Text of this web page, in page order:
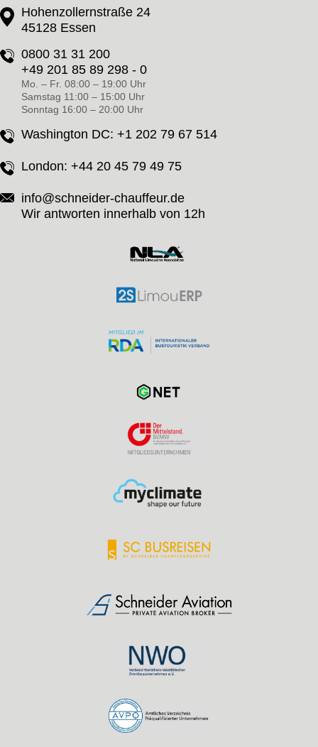
Hohenzollernstraße 24
45128 Essen
0800 31 31 200
+49 201 85 89 298 - 0
Mo. – Fr. 08:00 – 19:00 Uhr
Samstag 11:00 – 15:00 Uhr
Sonntag 16:00 – 20:00 Uhr
Washington DC: +1 202 79 67 514
London: +44 20 45 79 49 75
info@schneider-chauffeur.de
Wir antworten innerhalb von 12h